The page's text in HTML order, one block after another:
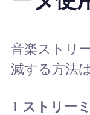
音楽ストリ
減する方法
ストリー